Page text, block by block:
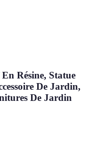
Résine, Statue
De Jardin,
De Jardin